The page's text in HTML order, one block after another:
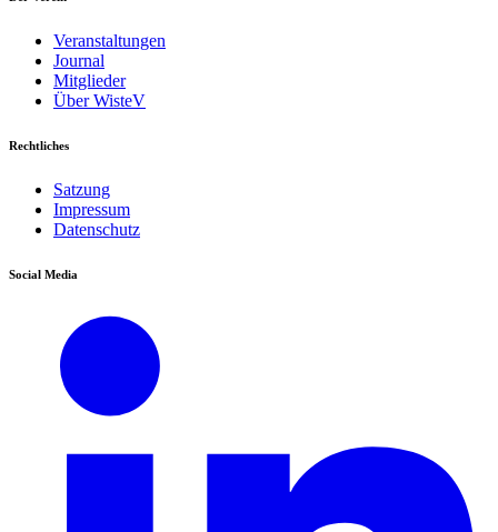
Veranstaltungen
Journal
Mitglieder
Über WisteV
Rechtliches
Satzung
Impressum
Datenschutz
Social Media